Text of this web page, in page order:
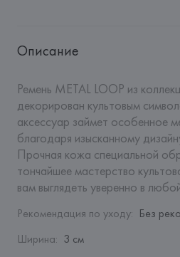
Описание
Ремень METAL LOOP из
декорирован культовым
аксессуар займет особенное
благодаря изысканному
Прочная кожа специальной
тончайшее мастерство
вам выглядеть уверенно в
Рекомендация по уходу: Без
Ширина: 3 см